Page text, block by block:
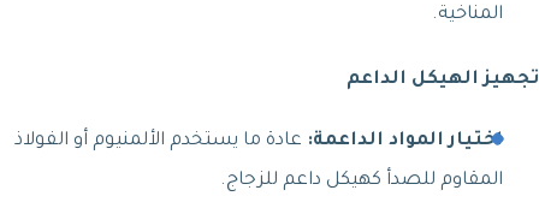
المناخية.
تجهيز الهيكل الداعم
اختيار المواد الداعمة: عادة ما يستخدم الألمنيوم أو الفولاذ
المقاوم للصدأ كهيكل داعم للزجاج.